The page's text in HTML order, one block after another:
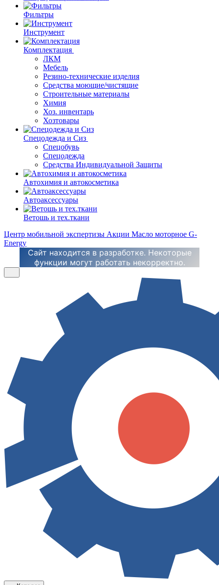
Фильтры
Инструмент
Комплектация
ЛКМ
Мебель
Резино-технические изделия
Средства моющие/чистящие
Строительные материалы
Химия
Хоз. инвентарь
Хозтовары
Спецодежда и Сиз
Спецобувь
Спецодежда
Средства Индивидуальной Защиты
Автохимия и автокосметика
Автоаксессуары
Ветошь и тех.ткани
Центр мобильной экспертизы Акции Масло моторное G-
Energy
Сайт находится в разработке. Некоторые
функции могут работать некорректно.